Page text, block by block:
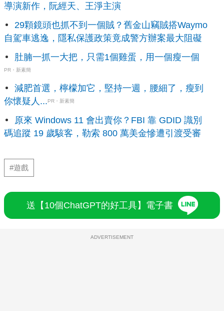
導演新作，阮經天、王淨主演
29顆鏡頭也抓不到一個賊？舊金山竊賊搭Waymo
自駕車逃逸，隱私保護政策竟成警方辦案最大阻礙
肚腩一抓一大把，只需1個雞蛋，用一個瘦一個
PR・新素簡
減肥首選，檸檬加它，堅持一週，腰細了，瘦到
你懷疑人...PR・新素簡
原來 Windows 11 會出賣你？FBI 靠 GDID 識別
碼追蹤 19 歲駭客，勒索 800 萬美金慘遭引渡受審
#遊戲
送【10個ChatGPT的好工具】電子書
ADVERTISEMENT